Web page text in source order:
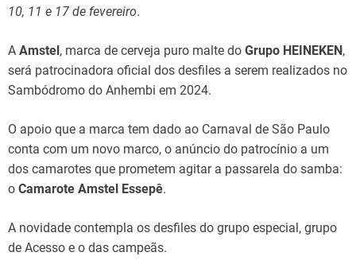
10, 11 e 17 de fevereiro.
A Amstel, marca de cerveja puro malte do Grupo HEINEKEN,
será patrocinadora oficial dos desfiles a serem realizados no
Sambódromo do Anhembi em 2024.
O apoio que a marca tem dado ao Carnaval de São Paulo
conta com um novo marco, o anúncio do patrocínio a um
dos camarotes que prometem agitar a passarela do samba:
o Camarote Amstel Essepê.
A novidade contempla os desfiles do grupo especial, grupo
de Acesso e o das campeãs.